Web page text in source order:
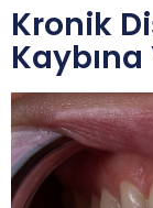
Kronik
Kaybına